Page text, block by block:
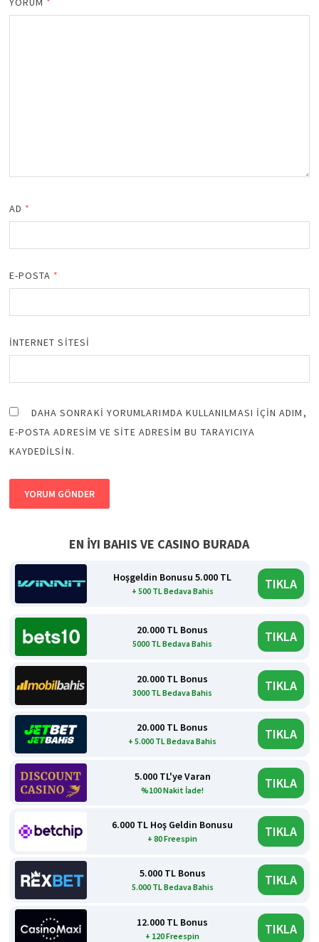
AD *
E-POSTA *
İNTERNET SITESI
DAHA SONRAKI YORUMLARIMDA KULLANILMASI IÇIN ADIM,
E-POSTA ADRESIM VE SITE ADRESIM BU TARAYICIYA
KAYDEDILSIN.
EN İYI BAHIS VE CASINO BURADA
Hoşgeldin Bonusu 5.000 TL
+ 500 TL Bedava Bahis TIKLA
20.000 TL Bonus
5000 TL Bedava Bahis TIKLA
20.000 TL Bonus
3000 TL Bedava Bahis TIKLA
20.000 TL Bonus
+ 5.000 TL Bedava Bahis TIKLA
5.000 TL'ye Varan
%100 Nakit İade! TIKLA
6.000 TL Hoş Geldin Bonusu
+ 80 Freespin TIKLA
5.000 TL Bonus
5.000 TL Bedava Bahis TIKLA
12.000 TL Bonus
+ 120 Freespin TIKLA